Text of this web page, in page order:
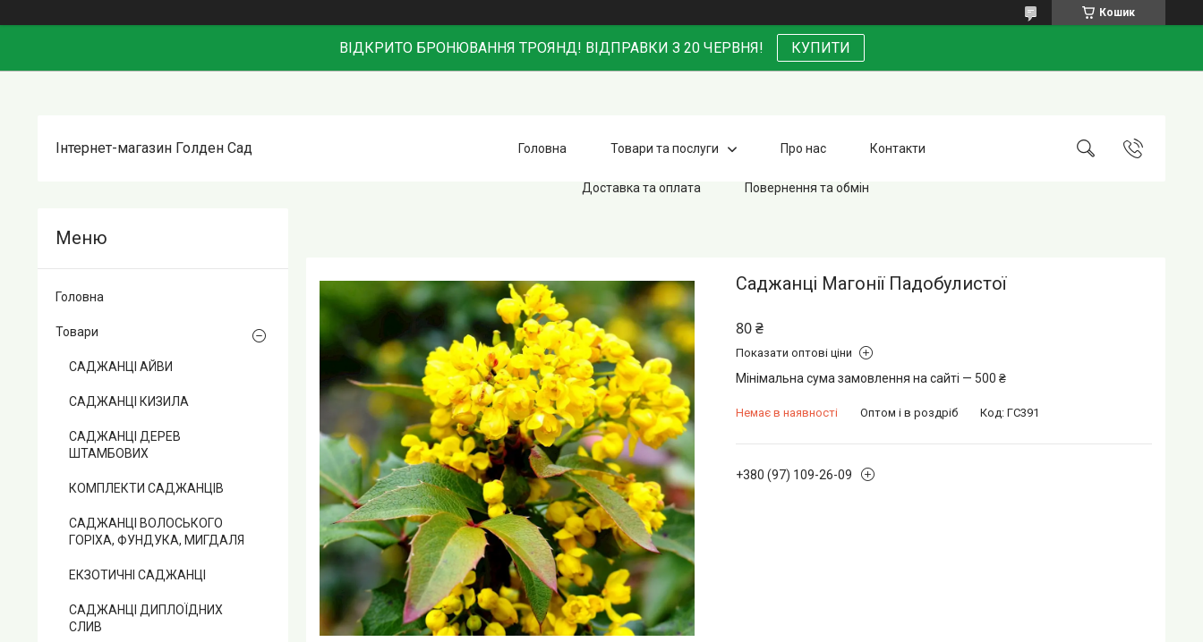
Кошик
ВІДКРИТО БРОНЮВАННЯ ТРОЯНД! ВІДПРАВКИ З 20 ЧЕРВНЯ! КУПИТИ
Інтернет-магазин Голден Сад Головна Товари та послуги Про нас Контакти
Доставка та оплата Повернення та обмін
Саджанці Магонії Падобулистої
80 ₴
Показати оптові ціни
Мінімальна сума замовлення на сайті — 500 ₴
Немає в наявності Оптом і в роздріб Код: ГС391
+380 (97) 109-26-09
Головна
Товари
САДЖАНЦІ АЙВИ
САДЖАНЦІ КИЗИЛА
САДЖАНЦІ ДЕРЕВ
ШТАМБОВИХ
КОМПЛЕКТИ САДЖАНЦІВ
САДЖАНЦІ ВОЛОСЬКОГО
ГОРІХА, ФУНДУКА, МИГДАЛЯ
ЕКЗОТИЧНІ САДЖАНЦІ
САДЖАНЦІ ДИПЛОЇДНИХ
СЛИВ